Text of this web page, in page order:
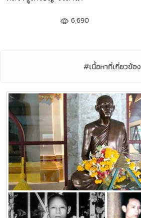
6,690
#เนื้อหาที่เกี่ยวข้อง